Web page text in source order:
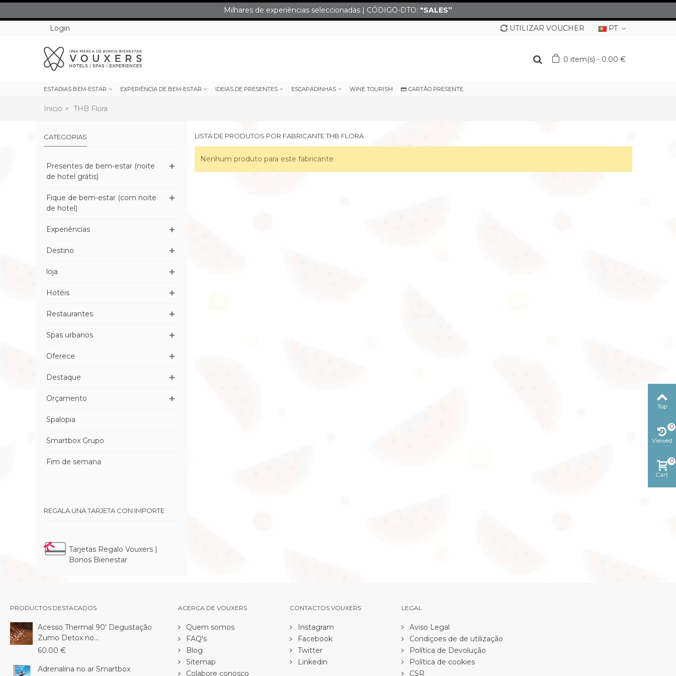
Milhares de experiências seleccionadas | CÓDIGO-DTO: "SALES”
Login
PT
UTILIZAR VOUCHER
0 item(s) - 0.00 €
ESTADIAS BEM-ESTAR EXPERIÊNCIA DE BEM-ESTAR IDEIAS DE PRESENTES ESCAPADINHAS WINE TOURISM CARTÃO PRESENTE
Inicio > THB Flora
CATEGORIAS
Presentes de bem-estar (noite
de hotel grátis)
Fique de bem-estar (com noite
de hotel)
Experiências
Destino
loja
Hotéis
Restaurantes
Spas urbanos
Oferece
Destaque
Orçamento
Spalopia
Smartbox Grupo
Fim de semana
REGALA UNA TARJETA CON IMPORTE
Tarjetas Regalo Vouxers |
Bonos Bienestar
LISTA DE PRODUTOS POR FABRICANTE THB FLORA
Nenhum produto para este fabricante.
PRODUCTOS DESTACADOS
Acesso Thermal 90' Degustação
Zumo Detox no...
60.00 €
Adrenalina no ar Smartbox
ACERCA DE VOUXERS
Quem somos
FAQ's
Blog
Sitemap
Colabore conosco
CONTACTOS VOUXERS
Instagram
Facebook
Twitter
Linkedin
LEGAL
Aviso Legal
Condiçoes de de utilização
Política de Devolução
Política de cookies
CSR
Top
Viewed
0
Cart
0